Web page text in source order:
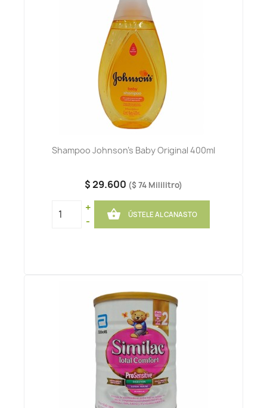
Shampoo Johnson's Baby Original 400ml
$ 29.600 ($ 74 Mililitro)
+
-
 ÚSTELE AL CANASTO